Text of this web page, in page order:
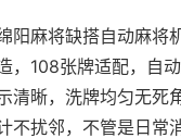
绵阳麻将缺搭自动麻将
，108张牌适配，自
清晰，洗牌均匀无死
不扰邻，不管是日常